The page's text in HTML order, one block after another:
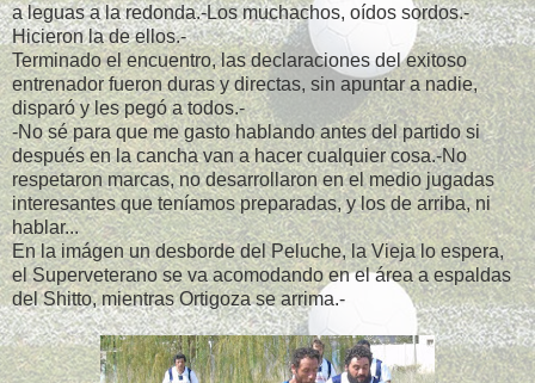
a leguas a la redonda.-Los muchachos, oídos sordos.-
Hicieron la de ellos.-
Terminado el encuentro, las declaraciones del exitoso
entrenador fueron duras y directas, sin apuntar a nadie,
disparó y les pegó a todos.-
-No sé para que me gasto hablando antes del partido si
después en la cancha van a hacer cualquier cosa.-No
respetaron marcas, no desarrollaron en el medio jugadas
interesantes que teníamos preparadas, y los de arriba, ni
hablar...
En la imágen un desborde del Peluche, la Vieja lo espera,
el Superveterano se va acomodando en el área a espaldas
del Shitto, mientras Ortigoza se arrima.-